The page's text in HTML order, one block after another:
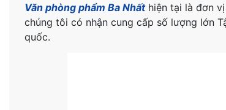
Văn phòng phẩm Ba Nhấthiện tại là đơn vị
chúng tôi có nhận cung cấp số lượng lớn
quốc.